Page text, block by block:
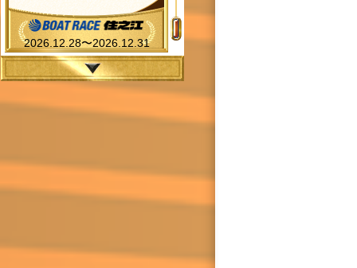
2026.12.28〜2026.12.31